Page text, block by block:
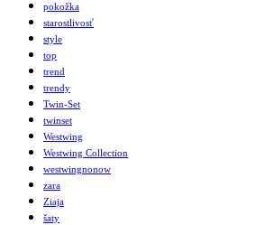
pokožka
starostlivosť
style
top
trend
trendy
Twin-Set
twinset
Westwing
Westwing Collection
westwingnonow
zara
Ziaja
šaty